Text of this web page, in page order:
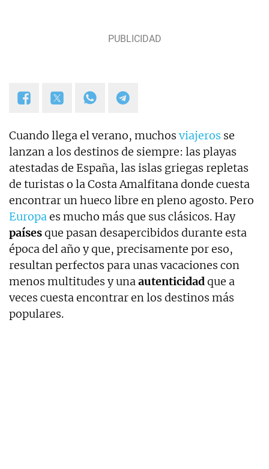
Cuando llega el verano, muchos viajeros se
lanzan a los destinos de siempre: las playas
atestadas de España, las islas griegas repletas
de turistas o la Costa Amalfitana donde cuesta
encontrar un hueco libre en pleno agosto. Pero
Europaes mucho más que sus clásicos. Hay
paísesque pasan desapercibidos durante esta
época del año y que, precisamente por eso,
resultan perfectos para unas vacaciones con
menos multitudes y unaautenticidadque a
veces cuesta encontrar en los destinos más
populares.